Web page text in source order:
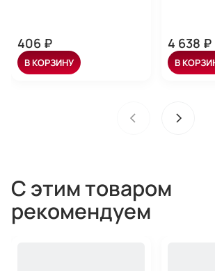
406 ₽
В КОРЗИНУ
4 638 ₽
В
С этим товаром
рекомендуем